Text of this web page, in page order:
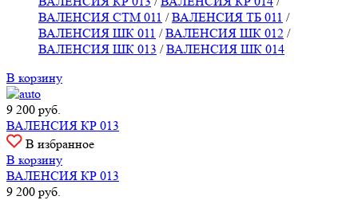
ВАЛЕНСИЯ СТМ 011 /ВАЛЕНСИЯ ТБ 011 /
ВАЛЕНСИЯ ШК 011 /ВАЛЕНСИЯ ШК 012 /
ВАЛЕНСИЯ ШК 013 /ВАЛЕНСИЯ ШК 014
В корзину
9 200 руб.
ВАЛЕНСИЯ КР 013
В избранное
В корзину
ВАЛЕНСИЯ КР 013
9 200 руб.